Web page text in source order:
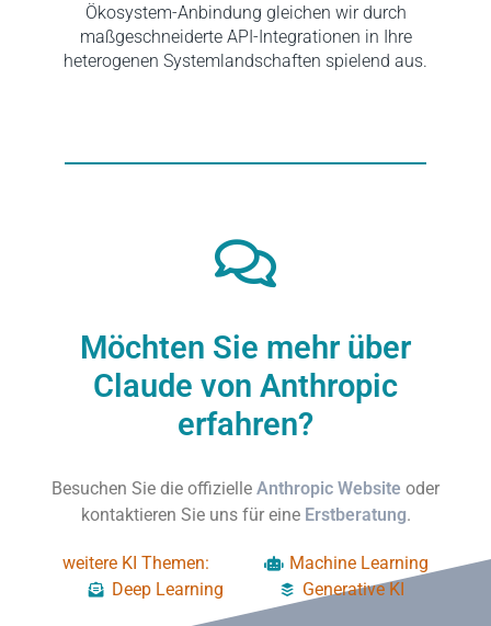
Ökosystem-Anbindung gleichen wir durch
maßgeschneiderte API-Integrationen in Ihre
heterogenen Systemlandschaften spielend aus.
Möchten Sie mehr über
Claude von Anthropic
erfahren?
Besuchen Sie die offizielle Anthropic Website oder
kontaktieren Sie uns für eine Erstberatung.
weitere KI Themen:
Machine Learning
Deep Learning
Generative KI